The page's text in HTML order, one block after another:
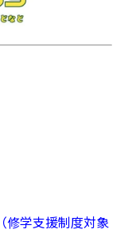
（修学支援制度対象